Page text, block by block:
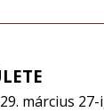
március